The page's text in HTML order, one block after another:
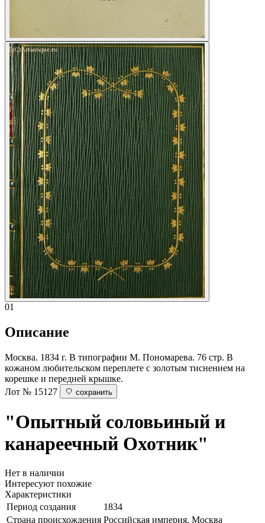
01
Описание
Москва. 1834 г. В типографии М. Пономарева. 76 стр. В
кожаном любительском переплете с золотым тиснением на
корешке и передней крышке.
Лот № 15127
сохранить
"Опытный соловьиный и
канареечный Охотник"
Нет в наличии
Интересуют похожие
Характеристики
Период создания
1834
Страна происхождения Российская империя, Москва